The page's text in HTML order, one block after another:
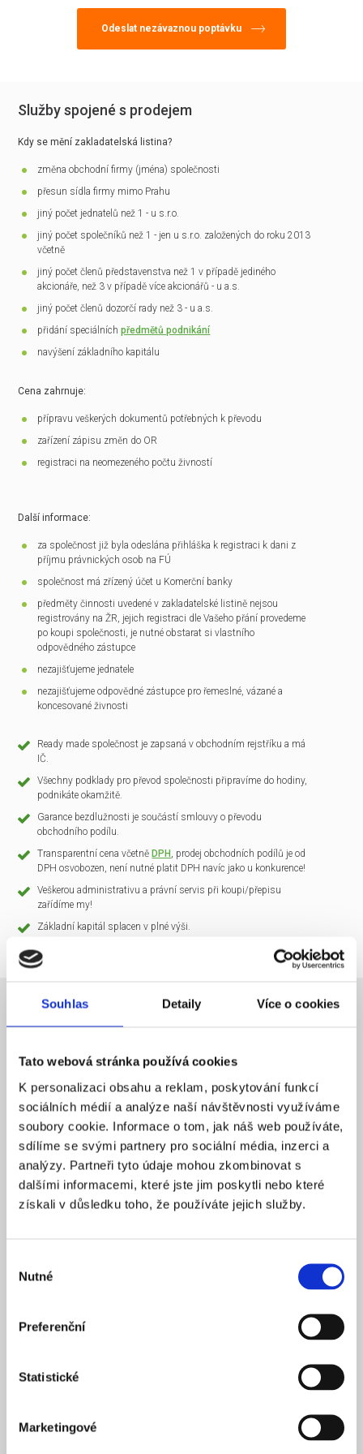
Souhlas Detaily Více o cookies
Tato webová stránka používá cookies
K personalizaci obsahu a reklam, poskytování funkcí
sociálních médií a analýze naší návštěvnosti využíváme
soubory cookie. Informace o tom, jak náš web používáte,
sdílíme se svými partnery pro sociální média, inzerci a
analýzy. Partneři tyto údaje mohou zkombinovat s
dalšími informacemi, které jste jim poskytli nebo které
získali v důsledku toho, že používáte jejich služby.
souhlasu
Nutné
Preferenční
Statistické
Marketingové
Služby spojené s prodejem
Kdy se mění zakladatelská listina?
změna obchodní firmy (jména) společnosti
přesun sídla firmy mimo Prahu
jiný počet jednatelů než 1 - u s.r.o.
jiný počet společníků než 1 - jen u s.r.o. založených do roku 2013
včetně
jiný počet členů představenstva než 1 v případě jediného
akcionáře, než 3 v případě více akcionářů - u a.s.
jiný počet členů dozorčí rady než 3 - u a.s.
přidání speciálníchpředmětů podnikání
navýšení základního kapitálu
Cena zahrnuje:
přípravu veškerých dokumentů potřebných k převodu
zařízení zápisu změn do OR
registraci na neomezeného počtu živností
Další informace:
za společnost již byla odeslána přihláška k registraci k dani z
příjmu právnických osob na FÚ
společnost má zřízený účet u Komerční banky
předměty činnosti uvedené v zakladatelské listině nejsou
registrovány na ŽR, jejich registraci dle Vašeho přání provedeme
po koupi společnosti, je nutné obstarat si vlastního
odpovědného zástupce
nezajišťujeme jednatele
nezajišťujeme odpovědné zástupce pro řemeslné, vázané a
koncesované živnosti
Ready made společnost je zapsaná v obchodním rejstříku a má
IČ.
Všechny podklady pro převod společnosti připravíme do hodiny,
podnikáte okamžitě.
Garance bezdlužnosti je součástí smlouvy o převodu
obchodního podílu.
Transparentní cena včetně DPH , prodej obchodních podílů je od
DPH osvobozen, není nutné platit DPH navíc jako u konkurence!
Veškerou administrativu a právní servis při koupi/přepisu
zařídíme my!
Základní kapitál splacen v plné výši.
NÁZEV SPOLEČNOSTI
SÍDLO
ZALOŽENO 2025
CENA OD * 15 900 Kč
REZERVOVAT
KAPITÁL 20 000 Kč
ZALOŽENO 2025
NÁZEV SPOLEČNOSTI